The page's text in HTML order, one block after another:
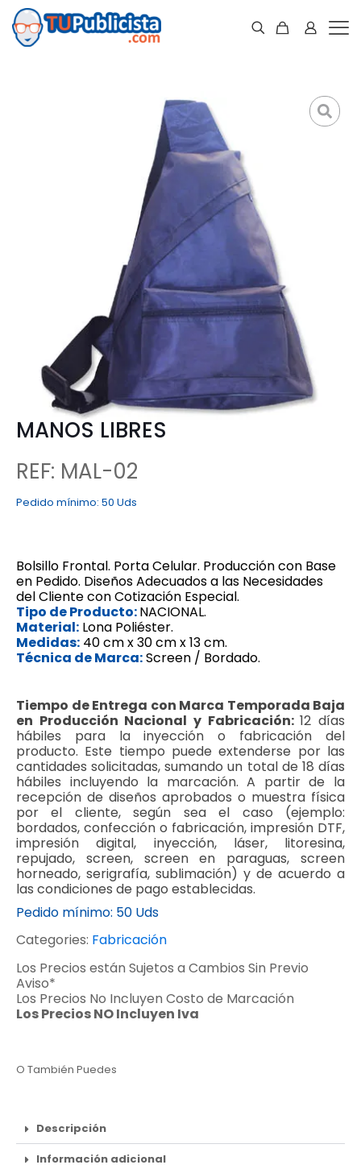
MANOS LIBRES
REF: MAL-02
Pedido mínimo: 50 Uds
Bolsillo Frontal. Porta Celular. Producción con Base
en Pedido. Diseños Adecuados a las Necesidades
del Cliente con Cotización Especial.
Tipo de Producto:NACIONAL.
Material: Lona Poliéster.
Medidas: 40 cm x 30 cm x 13 cm.
Técnica de Marca:Screen / Bordado.
Tiempo de Entrega con Marca Temporada Baja
en Producción Nacional y Fabricación:12 días
hábiles para la inyección o fabricación del
producto. Este tiempo puede extenderse por las
cantidades solicitadas, sumando un total de 18 días
hábiles incluyendo la marcación. A partir de la
recepción de diseños aprobados o muestra física
por el cliente, según sea el caso (ejemplo:
bordados, confección o fabricación, impresión DTF,
impresión digital, inyección, láser, litoresina,
repujado, screen, screen en paraguas, screen
horneado, serigrafía, sublimación) y de acuerdo a
las condiciones de pago establecidas.
Pedido mínimo: 50 Uds
Categories: Fabricación
Los Precios están Sujetos a Cambios Sin Previo
Aviso*
Los Precios No Incluyen Costo de Marcación
Los Precios NO Incluyen Iva
O También Puedes
Descripción
Información adicional